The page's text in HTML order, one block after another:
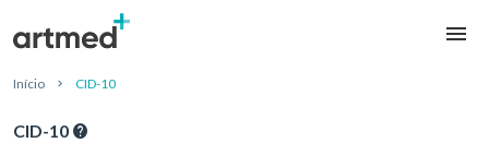
Início CID-10
CID-10